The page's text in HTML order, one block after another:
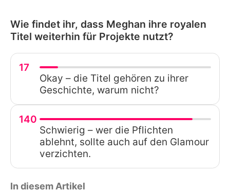
Wie findet ihr, dass Meghan ihre royalen
Titel weiterhin für Projekte nutzt?
17
Okay – die Titel gehören zu ihrer
Geschichte, warum nicht?
140
Schwierig – wer die Pflichten
ablehnt, sollte auch auf den Glamour
verzichten.
In diesem Artikel